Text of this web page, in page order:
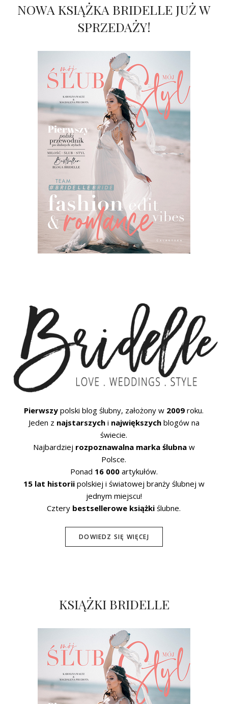
NOWA KSIĄŻKA BRIDELLE JUŻ W
SPRZEDAŻY!
Pierwszy polski blog ślubny, założony w 2009 roku.
Jeden z najstarszychi największychblogów na
świecie.
Najbardziej rozpoznawalna marka ślubnaw
Polsce.
Ponad 16 000artykułów.
15 lat historiipolskiej i światowej branży ślubnej w
jednym miejscu!
Cztery bestsellerowe książki ślubne.
DOWIEDZ SIĘ WIĘCEJ
KSIĄŻKI BRIDELLE